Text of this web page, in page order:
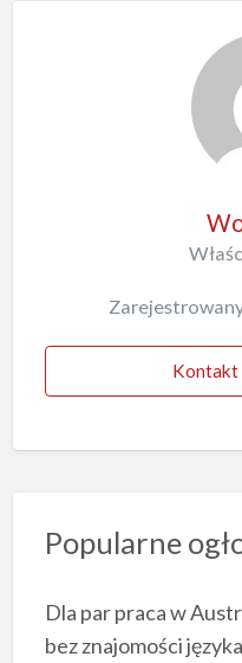
Kontakt
Popularne
Dla par praca w
bez znajomości